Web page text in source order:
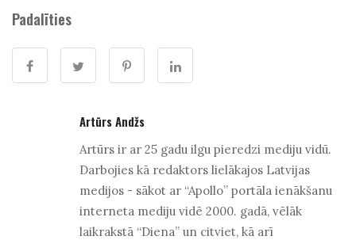
Padalīties
Artūrs Andžs
Artūrs ir ar 25 gadu ilgu pieredzi mediju vidū.
Darbojies kā redaktors lielākajos Latvijas
medijos - sākot ar “Apollo” portāla ienākšanu
interneta mediju vidē 2000. gadā, vēlāk
laikrakstā “Diena” un citviet, kā arī